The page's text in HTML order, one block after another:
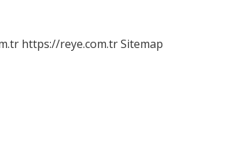
https://reye.com.trSitemap